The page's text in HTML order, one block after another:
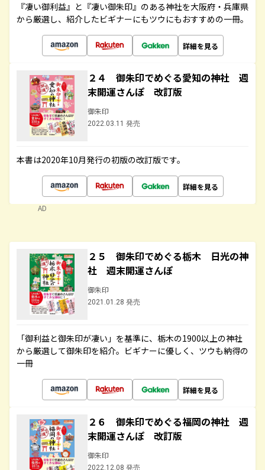
『凄い御利益』と『凄い御朱印』のある神社を大阪府・兵庫県
から厳選し、紹介したビギナーにもツウにもおすすめの一冊。
詳細を見る
２４ 御朱印でめぐる愛知の神社 週
末開運さんぽ 改訂版
御朱印
2022.03.11 発売
本書は2020年10月発行の初版の改訂版です。
詳細を見る
AD
２５ 御朱印でめぐる栃木 日光の神
社 週末開運さんぽ
御朱印
2021.01.28 発売
「御利益と御朱印が凄い」を基準に、栃木の1900以上の神社
から厳選して御朱印を紹介。ビギナーに優しく、ツウも納得の
一冊
詳細を見る
２６ 御朱印でめぐる福岡の神社 週
末開運さんぽ 改訂版
御朱印
2022.12.08 発売